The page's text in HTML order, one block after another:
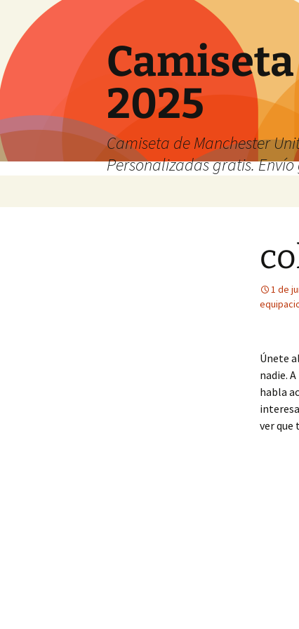
2025
Camiseta de Manchester
Personalizadas gratis.
1 de
Únete
nadie.
habla
ver que